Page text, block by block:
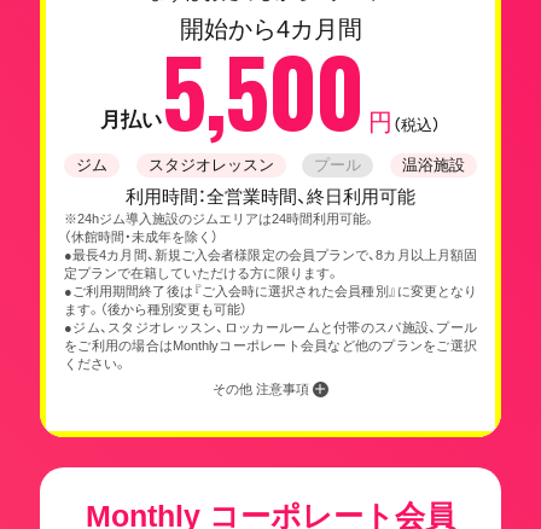
開始から4カ月間
月払い5,500 円 （税込）
ジム スタジオレッスン プール 温浴施設
利用時間：全営業時間、終日利用可能
※24hジム導入施設のジムエリアは24時間利用可能。
（休館時間・未成年を除く）
●最長4カ月間、新規ご入会者様限定の会員プランで、8カ月以上月額固
定プランで在籍していただける方に限ります。
●ご利用期間終了後は『ご入会時に選択された会員種別』に変更となり
ます。（後から種別変更も可能）
●ジム、スタジオレッスン、ロッカールームと付帯のスパ施設、プール
をご利用の場合はMonthlyコーポレート会員など他のプランをご選択
ください。
その他 注意事項
Monthly コーポレート会員